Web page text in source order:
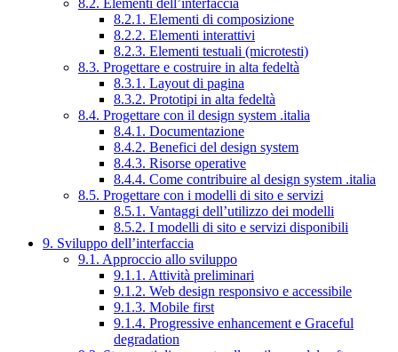
8.2.1. Elementi di composizione
8.2.2. Elementi interattivi
8.2.3. Elementi testuali (microtesti)
8.3. Progettare e costruire in alta fedeltà
8.3.1. Layout di pagina
8.3.2. Prototipi in alta fedeltà
8.4. Progettare con il design system .italia
8.4.1. Documentazione
8.4.2. Benefici del design system
8.4.3. Risorse operative
8.4.4. Come contribuire al design system .italia
8.5. Progettare con i modelli di sito e servizi
8.5.1. Vantaggi dell’utilizzo dei modelli
8.5.2. I modelli di sito e servizi disponibili
9. Sviluppo dell’interfaccia
9.1. Approccio allo sviluppo
9.1.1. Attività preliminari
9.1.2. Web design responsivo e accessibile
9.1.3. Mobile first
9.1.4. Progressive enhancement e Graceful
degradation